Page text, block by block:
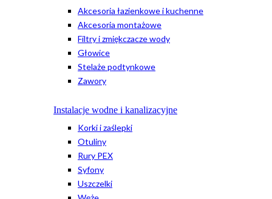
Akcesoria łazienkowe i kuchenne
Akcesoria montażowe
Filtry i zmiękczacze wody
Głowice
Stelaże podtynkowe
Zawory
Instalacje wodne i kanalizacyjne
Korki i zaślepki
Otuliny
Rury PEX
Syfony
Uszczelki